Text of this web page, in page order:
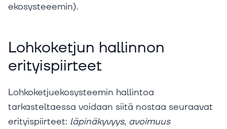
ekosysteeemin).
Lohkoketjun hallinnon
erityispiirteet
Lohkoketjuekosysteemin hallintoa
tarkasteltaessa voidaan siitä nostaa seuraavat
erityispiirteet: läpinäkyvyys, avoimuus